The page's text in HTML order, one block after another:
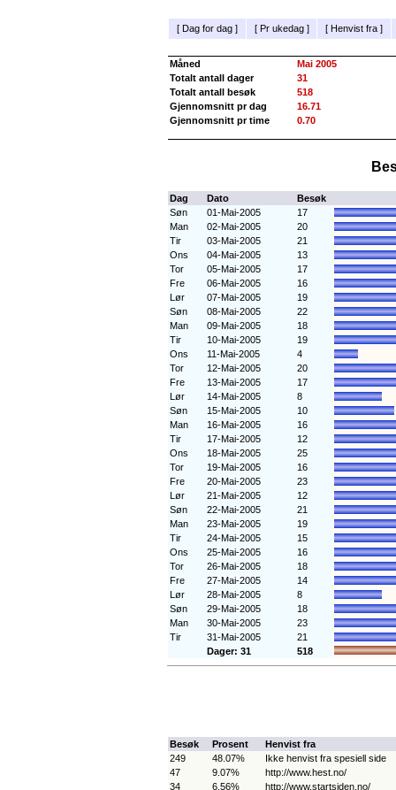
[ Dag for dag ] [ Pr ukedag] [ Henvist fra ]
Måned
Mai 2005
Totalt antall dager
31
Totalt antall besøk
518
Gjennomsnitt pr dag
16.71
Gjennomsnitt pr time
0.70
Dag Dato
Besøk
Søn
01-Mai-2005
17
Man
02-Mai-2005
20
Tir
03-Mai-2005
21
Ons
04-Mai-2005
13
Tor
05-Mai-2005
17
Fre
06-Mai-2005
16
Lør
07-Mai-2005
19
Søn
08-Mai-2005
22
Man
09-Mai-2005
18
Tir
10-Mai-2005
19
Ons
11-Mai-2005
4
Tor
12-Mai-2005
20
Fre
13-Mai-2005
17
Lør
14-Mai-2005
8
Søn
15-Mai-2005
10
Man
16-Mai-2005
16
Tir
17-Mai-2005
12
Ons
18-Mai-2005
25
Tor
19-Mai-2005
16
Fre
20-Mai-2005
23
Lør
21-Mai-2005
12
Søn
22-Mai-2005
21
Man
23-Mai-2005
19
Tir
24-Mai-2005
15
Ons
25-Mai-2005
16
Tor
26-Mai-2005
18
Fre
27-Mai-2005
14
Lør
28-Mai-2005
8
Søn
29-Mai-2005
18
Man
30-Mai-2005
23
Tir
31-Mai-2005
21
Dager: 31
518
Besøk Prosent
Henvist fra
249
48.07%
Ikke henvist fra spesiell side
47
9.07%
http://www.hest.no/
34
6.56%
http://www.startsiden.no/